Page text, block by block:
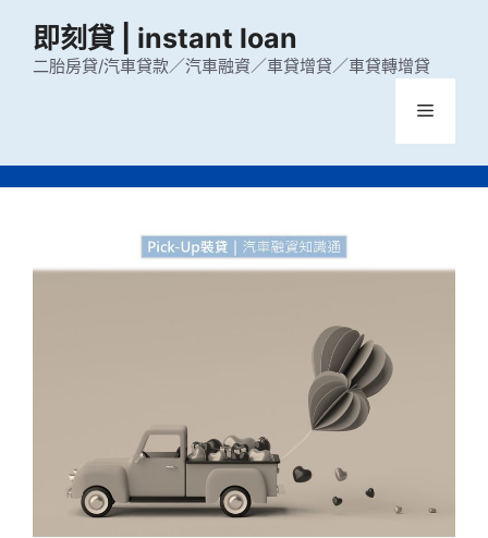
即刻貸 | instant loan
二胎房貸/汽車貸款／汽車融資／車貸增貸／車貸轉增貸
選